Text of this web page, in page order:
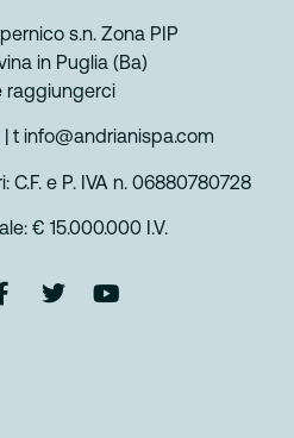
s.n. Zona PIP
in Puglia (Ba)
raggiungerci
| t info@andrianispa.com
C.F. e P. IVA n. 06880780728
€ 15.000.000 I.V.